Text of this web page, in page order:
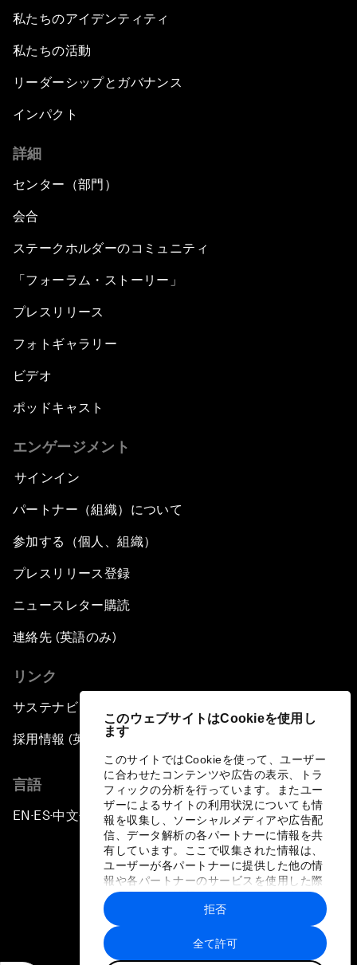
このウェブサイトはCookieを使用し
ます
このサイトではCookieを使って、ユーザー
に合わせたコンテンツや広告の表示、トラ
フィックの分析を行っています。またユー
ザーによるサイトの利用状況についても情
報を収集し、ソーシャルメディアや広告配
信、データ解析の各パートナーに情報を共
有しています。ここで収集された情報は、
ユーザーが各パートナーに提供した他の情
報や各パートナーのサービスを使用した際
に収集された情報と組み合わされ、各パー
トナーによって使用されることがありま
す。
全て許可
拒否
私たちのアイデンティティ
私たちの活動
リーダーシップとガバナンス
インパクト
詳細
センター（部門）
会合
ステークホルダーのコミュニティ
「フォーラム・ストーリー」
プレスリリース
フォトギャラリー
ビデオ
ポッドキャスト
エンゲージメント
サインイン
パートナー（組織）について
参加する（個人、組織）
プレスリリース登録
ニュースレター購読
連絡先 (英語のみ)
リンク
サステナビリティへの取り組み
採用情報 (英語のみ)
言語
EN ▪ ES▪中文▪ 日本語
プライバシーポリシーと利用規約
サイトマップ